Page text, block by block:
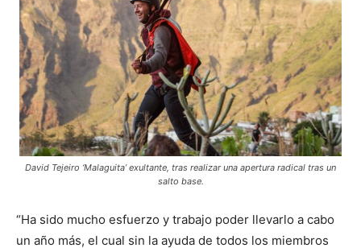
David Tejeiro ‘Malaguita’ exultante, tras realizar una apertura radical tras un
salto base.
“Ha sido mucho esfuerzo y trabajo poder llevarlo a cabo
un año más, el cual sin la ayuda de todos los miembros